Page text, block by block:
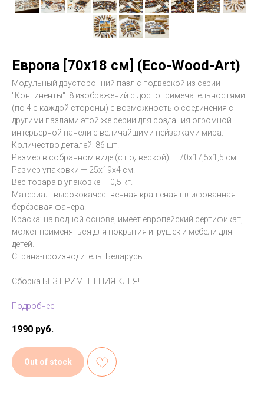
Европа [70х18 см] (Eco-Wood-Art)
Модульный двусторонний пазл с подвеской из серии
"Континенты": 8 изображений с достопримечательностями
(по 4 с каждой стороны) с возможностью соединения с
другими пазлами этой же серии для создания огромной
интерьерной панели с величайшими пейзажами мира.
Количество деталей: 86 шт.
Размер в собранном виде (с подвеской) — 70х17,5х1,5 см.
Размер упаковки — 25х19х4 см.
Вес товара в упаковке — 0,5 кг.
Материал: высококачественная крашеная шлифованная
берёзовая фанера.
Краска: на водной основе, имеет европейский сертификат,
может применяться для покрытия игрушек и мебели для
детей.
Страна-производитель: Беларусь.
Сборка БЕЗ ПРИМЕНЕНИЯ КЛЕЯ!
Подробнее
1990 руб.
Out of stock